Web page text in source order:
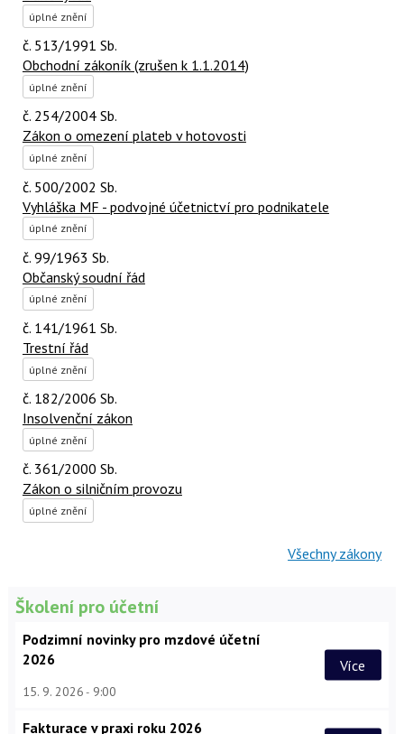
úplné znění
č. 513/1991 Sb.
Obchodní zákoník (zrušen k 1.1.2014)
úplné znění
č. 254/2004 Sb.
Zákon o omezení plateb v hotovosti
úplné znění
č. 500/2002 Sb.
Vyhláška MF - podvojné účetnictví pro podnikatele
úplné znění
č. 99/1963 Sb.
Občanský soudní řád
úplné znění
č. 141/1961 Sb.
Trestní řád
úplné znění
č. 182/2006 Sb.
Insolvenční zákon
úplné znění
č. 361/2000 Sb.
Zákon o silničním provozu
úplné znění
Všechny zákony
Školení pro účetní
Podzimní novinky pro mzdové účetní
2026
15. 9. 2026 9:00
Více
Fakturace v praxi roku 2026